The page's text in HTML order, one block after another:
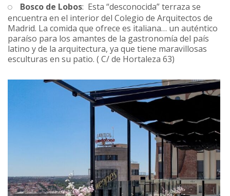
Bosco de Lobos: Esta “desconocida” terraza se
encuentra en el interior del Colegio de Arquitectos de
Madrid. La comida que ofrece es italiana… un auténtico
paraíso para los amantes de la gastronomía del país
latino y de la arquitectura, ya que tiene maravillosas
esculturas en su patio. ( C/ de Hortaleza 63)